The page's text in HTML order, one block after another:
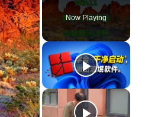
Now Playing